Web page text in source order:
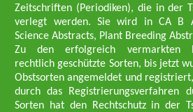
Zeitschriften (Periodiken), die in der
verlegt werden. Sie wird in CA B
Science Abstracts, Plant Breeding
Zu den erfolgreich vermarkten
rechtlich geschützte Sorten, bis jetzt
Obstsorten angemeldet und
durch das Registrierungsverfahren
Sorten hat den Rechtschutz in der